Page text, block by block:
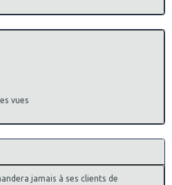
vues
jamais à ses clients de